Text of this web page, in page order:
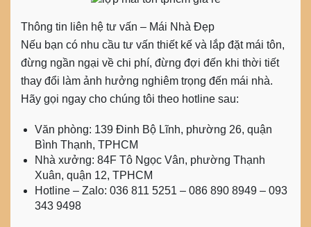
Thông tin liên hệ tư vấn – Mái Nhà Đẹp
Nếu bạn có nhu cầu tư vấn thiết kế và lắp đặt mái tôn,
đừng ngần ngại về chi phí, đừng đợi đến khi thời tiết
thay đổi làm ảnh hưởng nghiêm trọng đến mái nhà.
Hãy gọi ngay cho chúng tôi theo hotline sau:
Văn phòng: 139 Đinh Bộ Lĩnh, phường 26, quận
Bình Thạnh, TPHCM
Nhà xưởng: 84F Tô Ngọc Vân, phường Thạnh
Xuân, quận 12, TPHCM
Hotline – Zalo: 036 811 5251 – 086 890 8949 – 093
343 9498